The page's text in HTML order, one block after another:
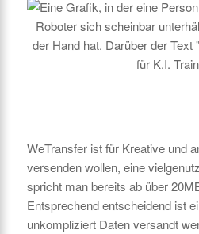
WeTransfer ist für Kreative und
versenden wollen, eine
spricht man bereits ab über
Entsprechend entscheidend ist
unkompliziert Daten versandt